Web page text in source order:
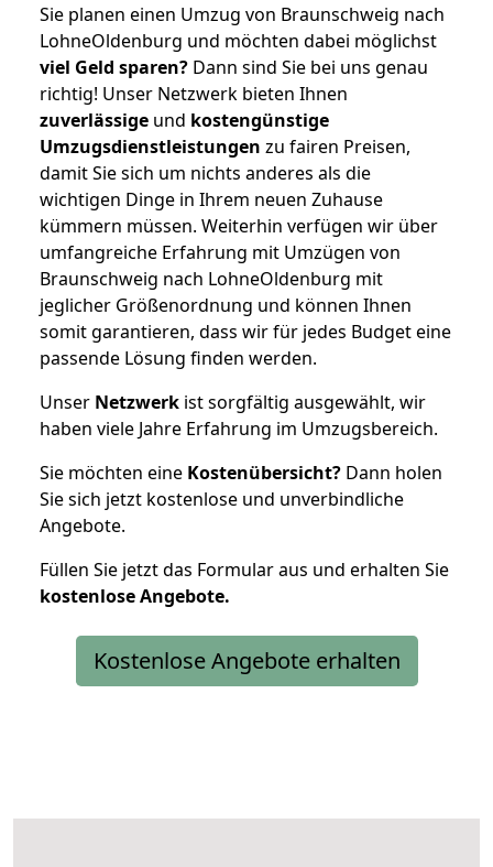
Sie planen einen Umzug von Braunschweig nach
LohneOldenburg und möchten dabei möglichst
viel Geld sparen? Dann sind Sie bei uns genau
richtig! Unser Netzwerk bieten Ihnen
zuverlässige und kostengünstige
Umzugsdienstleistungen zu fairen Preisen,
damit Sie sich um nichts anderes als die
wichtigen Dinge in Ihrem neuen Zuhause
kümmern müssen. Weiterhin verfügen wir über
umfangreiche Erfahrung mit Umzügen von
Braunschweig nach LohneOldenburg mit
jeglicher Größenordnung und können Ihnen
somit garantieren, dass wir für jedes Budget eine
passende Lösung finden werden.
Unser Netzwerk ist sorgfältig ausgewählt, wir
haben viele Jahre Erfahrung im Umzugsbereich.
Sie möchten eine Kostenübersicht? Dann holen
Sie sich jetzt kostenlose und unverbindliche
Angebote.
Füllen Sie jetzt das Formular aus und erhalten Sie
kostenloseAngebote.
Kostenlose Angebote erhalten